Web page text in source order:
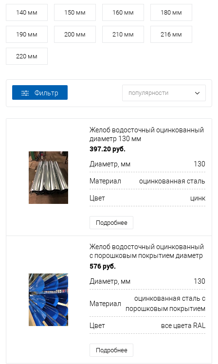
140 мм 150 мм 160 мм 180 мм
190 мм 200 мм 210 мм 216 мм
220 мм
Фильтр популярности
Желоб водосточный оцинкованный
диаметр 130 мм
397.20 руб.
Диаметр, мм 130
Материал оцинкованная сталь
Цвет цинк
Подробнее
Желоб водосточный оцинкованный
с порошковым покрытием диаметр
130 мм все цвета RAL
576 руб.
Диаметр, мм 130
Материал
оцинкованная сталь с
порошковым покрытием
Цвет все цвета RAL
Подробнее